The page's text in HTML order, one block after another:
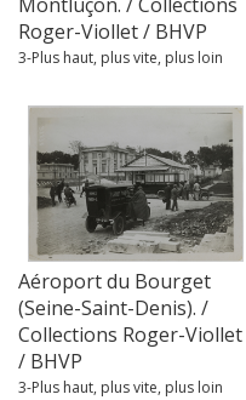
Roger-Viollet / BHVP
3-Plus haut, plus vite, plus loin
Aéroport du Bourget
(Seine-Saint-Denis). /
Collections Roger-Viollet
/ BHVP
3-Plus haut, plus vite, plus loin